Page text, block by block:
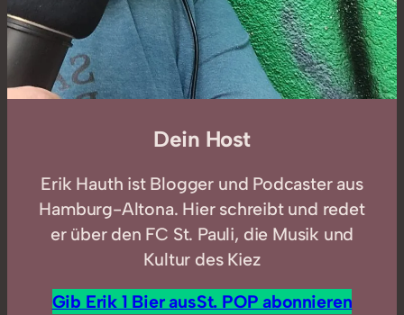
Dein Host
Erik Hauth ist Blogger und Podcaster aus
Hamburg-Altona. Hier schreibt und redet
er über den FC St. Pauli, die Musik und
Kultur des Kiez
Gib Erik 1 Bier ausSt. POP abonnieren